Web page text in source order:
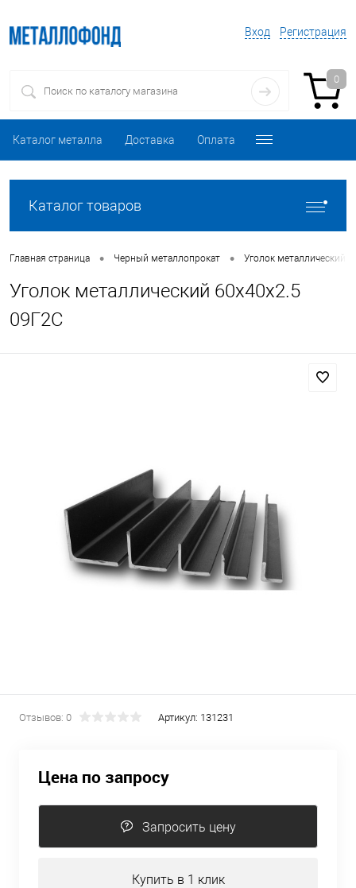
Вход Регистрация
0
Каталог металла Доставка Оплата
Каталог товаров
Главная страница • Черный металлопрокат • Уголок металлический
Уголок металлический 60х40х2.5
09Г2С
Отзывов: 0 Артикул: 131231
Цена по запросу
Запросить цену
Купить в 1 клик